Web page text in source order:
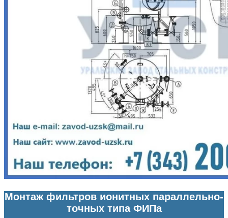
Монтаж фильтров ионитных параллельно-
точных типа ФИПа